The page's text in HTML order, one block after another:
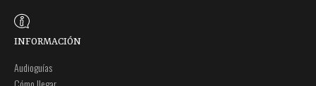
INFORMACIÓN
Audioguías